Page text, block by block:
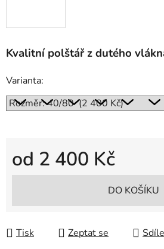
Kvalitní polštář z dutého
Varianta:
od 2 400 Kč
Měrná cena:
DO KOŠÍKU
Tisk Zeptat se